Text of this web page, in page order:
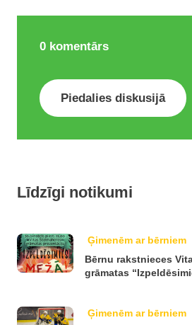
0 komentārs
Piedalies diskusijā
Līdzīgi notikumi
Ģimenēm ar bērniem
Bērnu rakstnieces
grāmatas
Ģimenēm ar bērniem